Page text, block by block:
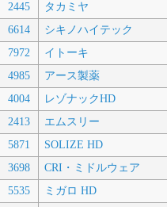
2445 タカミヤ
6614 シキノハイテック
7972 イトーキ
4985 アース製薬
4004 レゾナックHD
2413 エムスリー
5871 SOLIZE HD
3698 CRI・ミドルウェア
5535 ミガロ HD